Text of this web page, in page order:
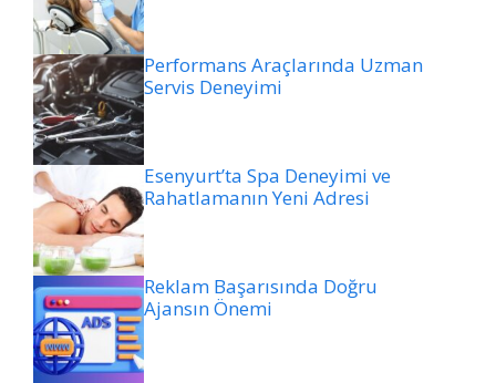
Performans Araçlarında Uzman
Servis Deneyimi
Esenyurt’ta Spa Deneyimi ve
Rahatlamanın Yeni Adresi
Reklam Başarısında Doğru
Ajansın Önemi